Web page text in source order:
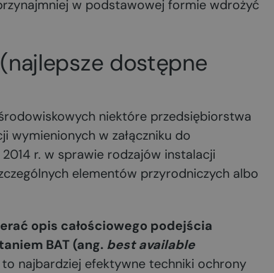
w podstawowej formie wdrożyć
dostępne
niektóre przedsiębiorstwa
wymienionych w załączniku do
r. w sprawie rodzajów instalacji
elementów przyrodniczych albo
opis całościowego podejścia
BAT (ang. best available
to najbardziej efektywne techniki ochrony